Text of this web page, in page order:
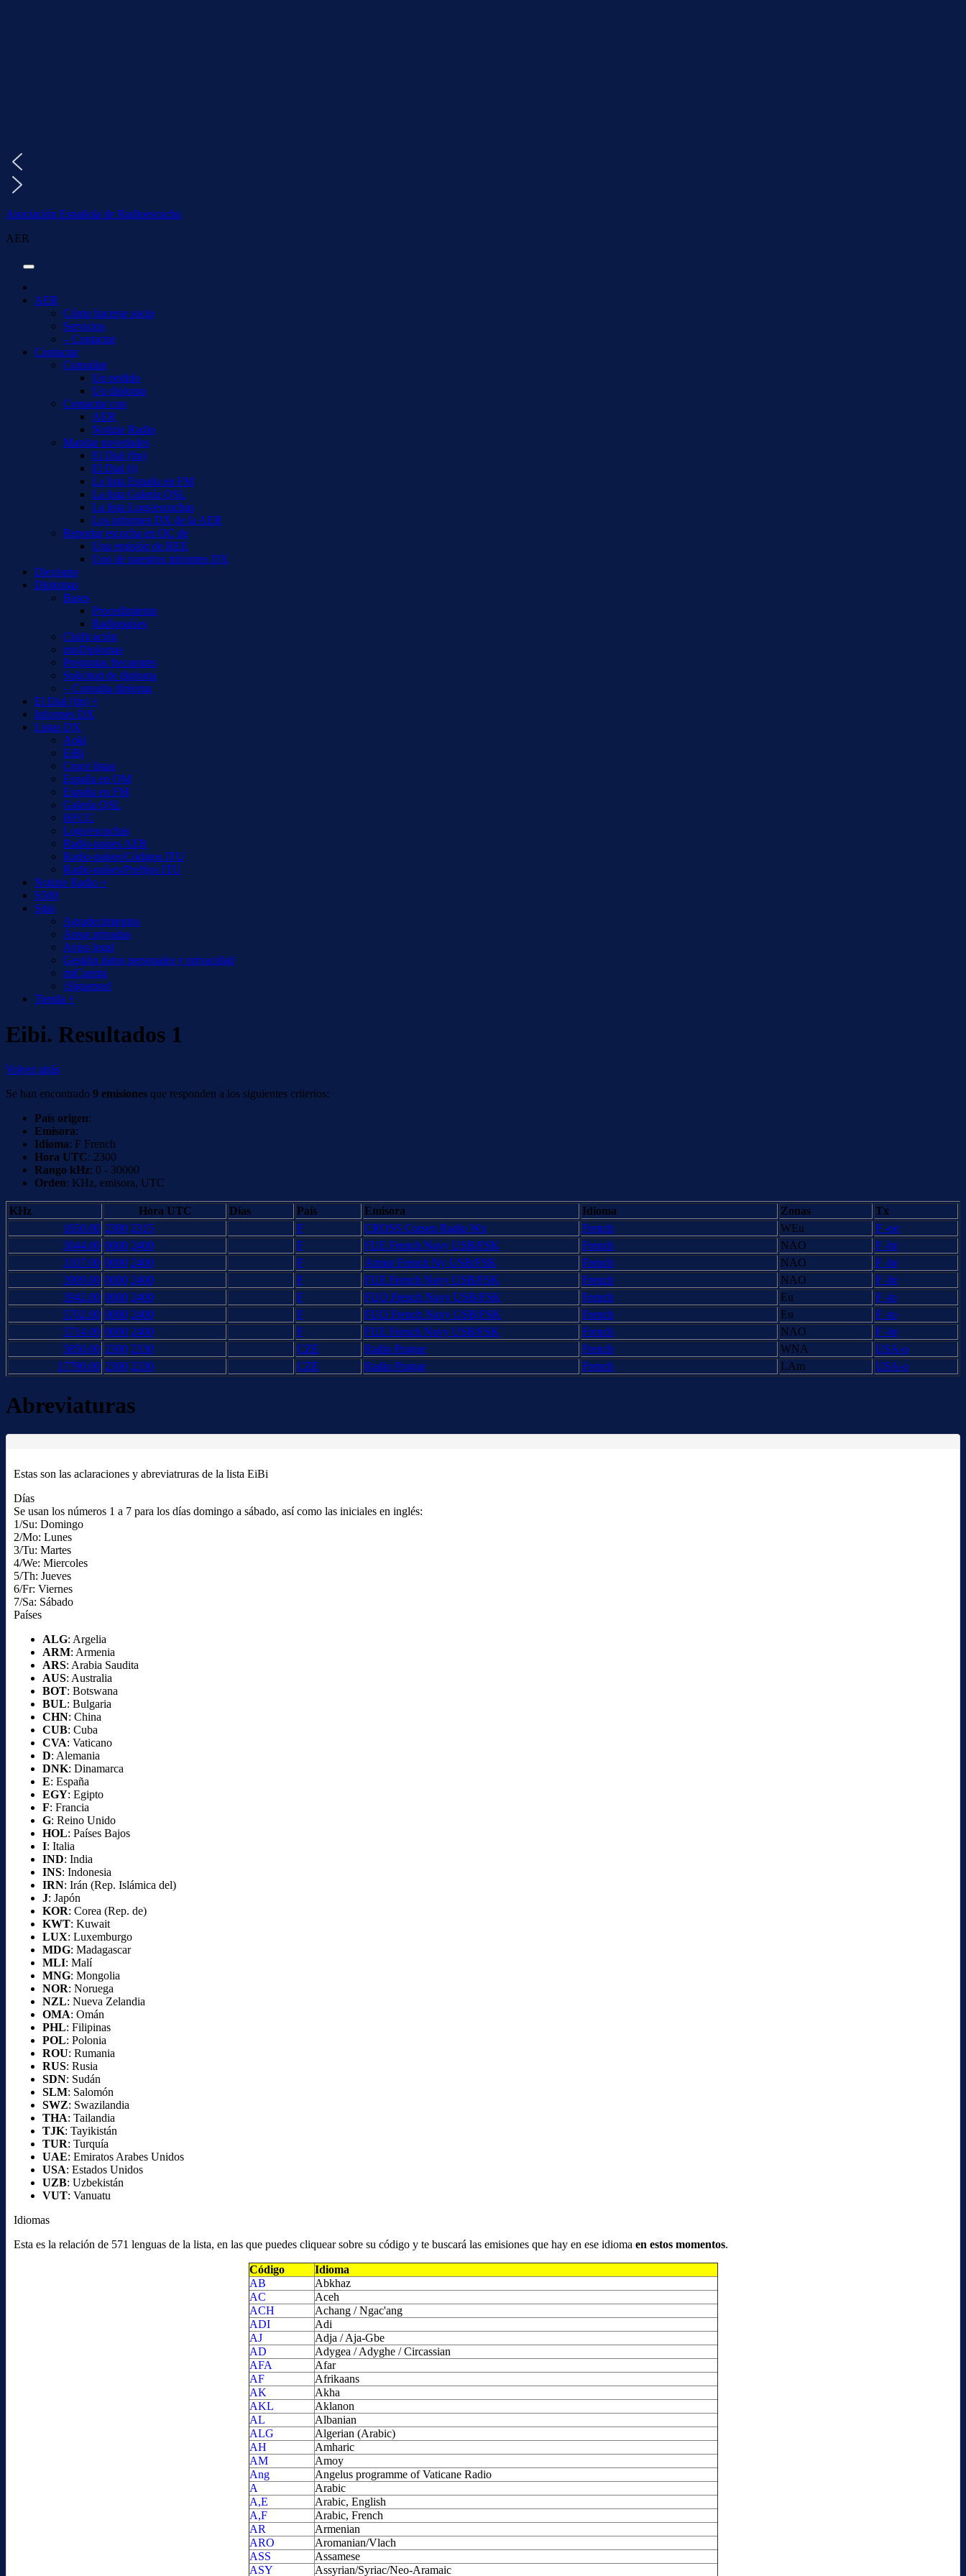
Asociación Española de Radioescucha
AER
AER
Cómo hacerse socio
Servicios
– Contactar
Contactar
Consultar
Un pedido
Un diploma
Contactar con
AER
Notizie Radio
Mandar novedades
El Dial (fm)
El Dial (i)
La lista España en FM
La lista Galería QSL
La lista Logs/escuchas
Los informes DX de la AER
Reportar escucha en OC de
Una emisión de REE
Uno de nuestros informes DX
Diexismo
Diplomas
Bases
Procedimiento
Radiopaíses
Clsificación
misDiplomas
Preguntas frecuentes
Solicitud de diploma
– Consulta diploma
El Dial (fm) +
Informes DX
Listas DX
Aoki
EiBi
Cruce listas
España en OM
España en FM
Galería QSL
HFCC
Logs/escuchas
Radio-países AER
Radio-países/Códigos ITU
Radio-países/Prefijos ITU
Notizie Radio +
S500
Sitio
Agradecimientos
Áreas privadas
Aviso legal
Gestión datos personales y privacidad
miCuenta
¡Síguenos!
Tienda +
Eibi. Resultados 1
Volver atrás
Se han encontrado 9 emisiones que responden a los siguientes criterios:
País origen:
Emisora:
Idioma: F French
Hora UTC: 2300
Rango kHz: 0 - 30000
Orden: KHz, emisora, UTC
KHz Hora UTC Días País Emisora Idioma Zonas
Tx
1650.00 2300 2315 F CROSS Corsen Radio Wx French WEu
F -oe
3044.00 0000 2400 F FUE French Navy USB/FSK French NAO
F -br
3107.00 0000 2400 F Armor French Ny USB/FSK French NAO
F -br
3909.00 0000 2400 F FUE French Navy USB/FSK French NAO
F -br
3942.00 0000 2400 F FUO French Navy USB/FSK French Eu
F -to
5702.00 0000 2400 F FUO French Navy USB/FSK French Eu
F -to
5714.00 0000 2400 F FUE French Navy USB/FSK French NAO
F -br
5850.00 2300 2330 CZE Radio Prague French WNA
USA-o
17790.00 2300 2330 CZE Radio Prague French LAm USA-o
Abreviaturas
Estas son las aclaraciones y abreviatruras de la lista EiBi
Días
Se usan los números 1 a 7 para los días domingo a sábado, así como las iniciales en inglés:
1/Su: Domingo
2/Mo: Lunes
3/Tu: Martes
4/We: Miercoles
5/Th: Jueves
6/Fr: Viernes
7/Sa: Sábado
Países
ALG: Argelia
ARM: Armenia
ARS: Arabia Saudita
AUS: Australia
BOT: Botswana
BUL: Bulgaria
CHN: China
CUB: Cuba
CVA: Vaticano
D: Alemania
DNK: Dinamarca
E: España
EGY: Egipto
F: Francia
G: Reino Unido
HOL: Países Bajos
I: Italia
IND: India
INS: Indonesia
IRN: Irán (Rep. Islámica del)
J: Japón
KOR: Corea (Rep. de)
KWT: Kuwait
LUX: Luxemburgo
MDG: Madagascar
MLI: Malí
MNG: Mongolia
NOR: Noruega
NZL: Nueva Zelandia
OMA: Omán
PHL: Filipinas
POL: Polonia
ROU: Rumania
RUS: Rusia
SDN: Sudán
SLM: Salomón
SWZ: Swazilandia
THA: Tailandia
TJK: Tayikistán
TUR: Turquía
UAE: Emiratos Arabes Unidos
USA: Estados Unidos
UZB: Uzbekistán
VUT: Vanuatu
Idiomas
Esta es la relación de 571 lenguas de la lista, en las que puedes cliquear sobre su código y te buscará las emisiones que hay en ese idioma en estos momentos.
Código
Idioma
AB
Abkhaz
AC
Aceh
ACH
Achang / Ngac'ang
ADI
Adi
AJ
Adja / Aja-Gbe
AD
Adygea / Adyghe / Circassian
AFA
Afar
AF
Afrikaans
AK
Akha
AKL
Aklanon
AL
Albanian
ALG
Algerian (Arabic)
AH
Amharic
AM
Amoy
Ang
Angelus programme of Vaticane Radio
A
Arabic
A,E
Arabic, English
A,F
Arabic, French
AR
Armenian
ARO
Aromanian/Vlach
ASS
Assamese
ASY
Assyrian/Syriac/Neo-Aramaic